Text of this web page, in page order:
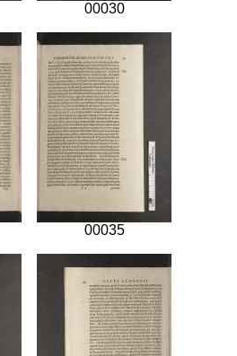
00030
00035